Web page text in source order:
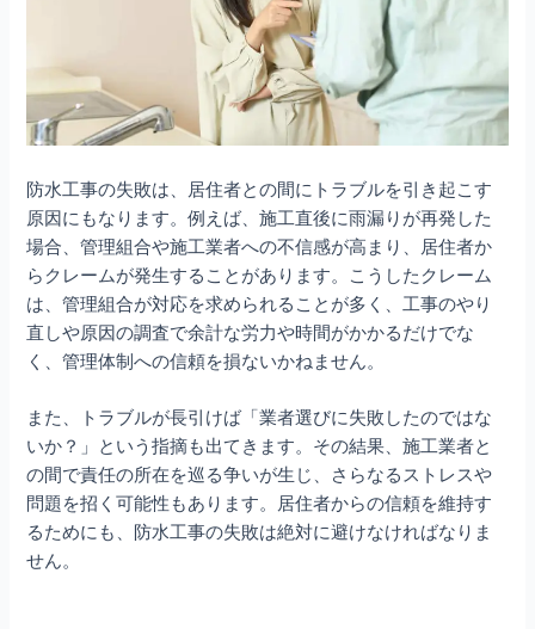
防水工事の失敗は、居住者との間にトラブルを引き起こす
原因にもなります。例えば、施工直後に雨漏りが再発した
場合、管理組合や施工業者への不信感が高まり、居住者か
らクレームが発生することがあります。こうしたクレーム
は、管理組合が対応を求められることが多く、工事のやり
直しや原因の調査で余計な労力や時間がかかるだけでな
く、管理体制への信頼を損ないかねません。
また、トラブルが長引けば「業者選びに失敗したのではな
いか？」という指摘も出てきます。その結果、施工業者と
の間で責任の所在を巡る争いが生じ、さらなるストレスや
問題を招く可能性もあります。居住者からの信頼を維持す
るためにも、防水工事の失敗は絶対に避けなければなりま
せん。